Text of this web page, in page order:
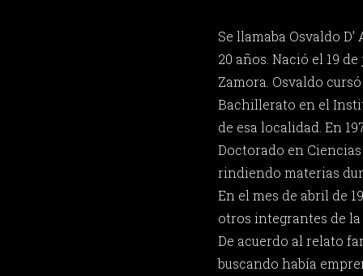
Se llamaba Osvaldo
20 años. Nació el 19
Zamora. Osvaldo
Bachillerato en el
de esa localidad. En
Doctorado en
rindiendo materias
En el mes de abril de
otros integrantes de
De acuerdo al relato
buscando había